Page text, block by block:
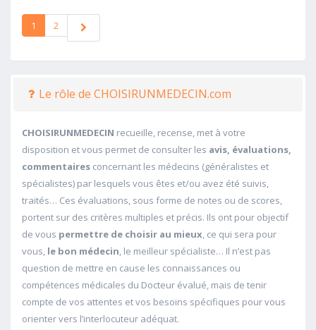
1 2
Le rôle de CHOISIRUNMEDECIN.com
CHOISIRUNMEDECIN recueille, recense, met à votre
disposition et vous permet de consulter les avis, évaluations,
commentaires concernant les médecins (généralistes et
spécialistes) par lesquels vous êtes et/ou avez été suivis,
traités… Ces évaluations, sous forme de notes ou de scores,
portent sur des critères multiples et précis. Ils ont pour objectif
de vous permettre de choisir au mieux, ce qui sera pour
vous, le bon médecin, le meilleur spécialiste… Il n’est pas
question de mettre en cause les connaissances ou
compétences médicales du Docteur évalué, mais de tenir
compte de vos attentes et vos besoins spécifiques pour vous
orienter vers l’interlocuteur adéquat.